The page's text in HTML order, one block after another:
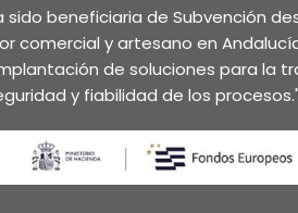
sido beneficiaria de Subvención
comercial y artesano en
de soluciones para la
y fiabilidad de los procesos."